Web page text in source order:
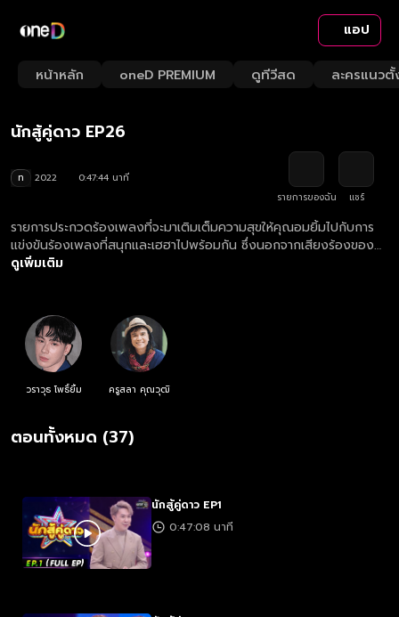
แอป
หน้าหลัก oneD PREMIUM ดูทีวีสด ละครแนวตั้
Loaded:
2.09%
Rate
นักสู้คู่ดาว EP26
ท 2022
0:47:44 นาที
รายการของฉัน
แชร์
รายการประกวดร้องเพลงที่จะมาเติมเต็มความสุขให้คุณอมยิ้มไปกับการ
แข่งขันร้องเพลงที่สนุกและเฮฮาไปพร้อมกัน ซึ่งนอกจากเสียงร้องของ
ตัวเองที่จะทำให้ชนะแล้ว อีกหนึ่งตัวช่วยสำคัญก็คือ “นักร้องลูกทุ่งหน้า
รับเงินรางวัลปุ๊บ!
ดูเพิ่มเติม
วราวุธ โพธิ์ยิ้ม ครูสลา คุณวุฒิ
ตอนทั้งหมด (37)
นักสู้คู่ดาว EP1
0:47:08 นาที